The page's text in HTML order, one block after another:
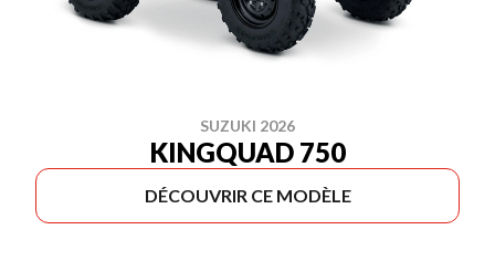
SUZUKI 2026
KINGQUAD 750
DÉCOUVRIR CE MODÈLE